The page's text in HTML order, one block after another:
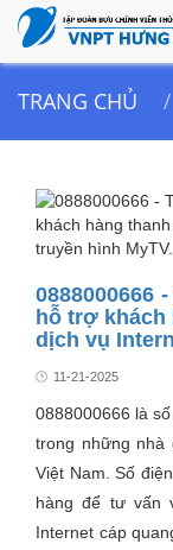
TRANG CHỦ
0888000666
hỗ trợ
dịch vụ
11-21-2025
0888000666 là
trong những nhà
Việt Nam. Số
hàng để tư vấn
Internet cáp